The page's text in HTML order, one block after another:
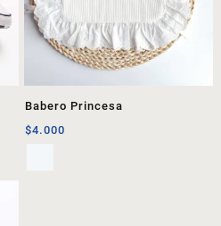
Babero Princesa
$4.000